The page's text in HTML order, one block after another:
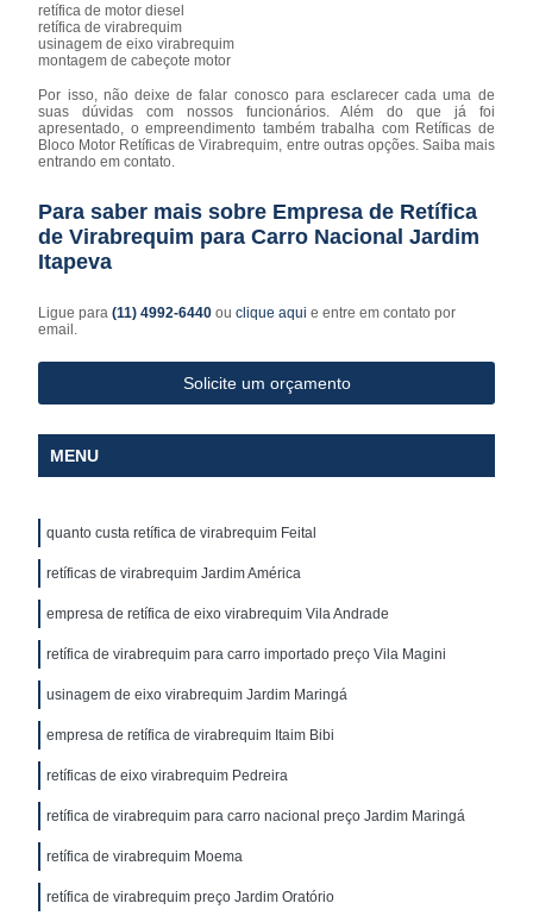
retífica de motor diesel
retífica de virabrequim
usinagem de eixo virabrequim
montagem de cabeçote motor
Por isso, não deixe de falar conosco para esclarecer cada uma de
suas dúvidas com nossos funcionários. Além do que já foi
apresentado, o empreendimento também trabalha com Retíficas de
Bloco Motor Retíficas de Virabrequim, entre outras opções. Saiba mais
entrando em contato.
Para saber mais sobre Empresa de Retífica
de Virabrequim para Carro Nacional Jardim
Itapeva
Ligue para(11) 4992-6440ouclique aqui e entre em contato por
email.
Solicite um orçamento
MENU
quanto custa retífica de virabrequim Feital
retíficas de virabrequim Jardim América
empresa de retífica de eixo virabrequim Vila Andrade
retífica de virabrequim para carro importado preço Vila Magini
usinagem de eixo virabrequim Jardim Maringá
empresa de retífica de virabrequim Itaim Bibi
retíficas de eixo virabrequim Pedreira
retífica de virabrequim para carro nacional preço Jardim Maringá
retífica de virabrequim Moema
retífica de virabrequim preço Jardim Oratório